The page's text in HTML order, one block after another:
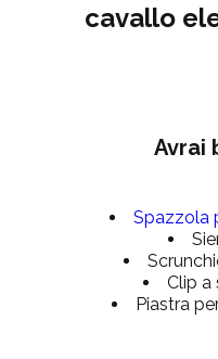
cavallo
Avrai
Spazzola
Clip
Piastra